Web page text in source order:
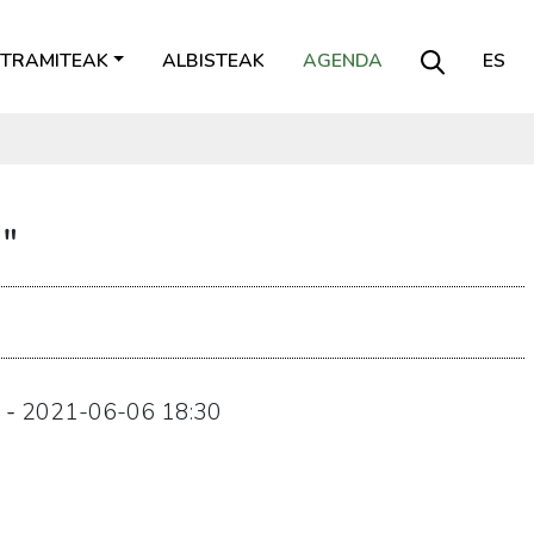
TRAMITEAK ALBISTEAK AGENDA ES
- 2021-06-06 18:30